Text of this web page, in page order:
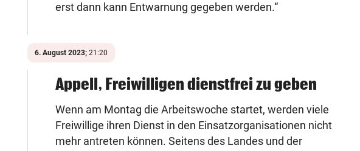
erst dann kann Entwarnung gegeben werden.“
6. August 2023; 21:20
Appell, Freiwilligen dienstfrei zu geben
Wenn am Montag die Arbeitswoche startet, werden viele
Freiwillige ihren Dienst in den Einsatzorganisationen nicht
mehr antreten können. Seitens des Landes und der